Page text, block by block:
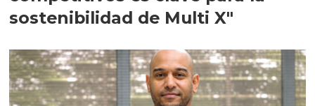
sostenibilidad de Multi X"